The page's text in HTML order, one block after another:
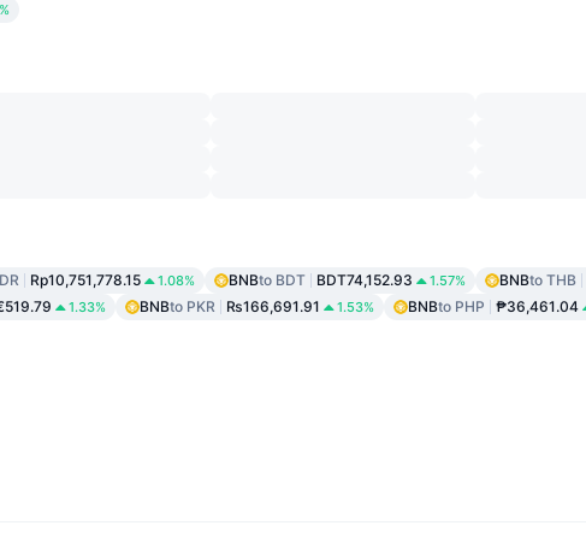
Rp10,751,778.15 1.08% BNBto BDT BDT74,152.93 1.57% BNBto THB
1.33% BNBto PKR ₨166,691.91 1.53% BNBto PHP ₱36,461.04